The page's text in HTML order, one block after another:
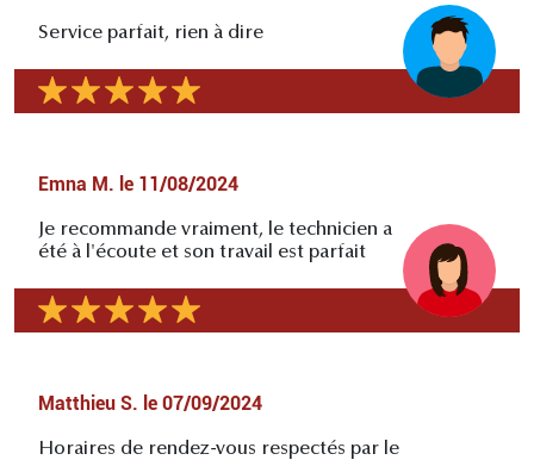
Service parfait, rien à dire
Emna M. le 11/08/2024
Je recommande vraiment, le technicien a
été à l'écoute et son travail est parfait
Matthieu S. le 07/09/2024
Horaires de rendez-vous respectés par le